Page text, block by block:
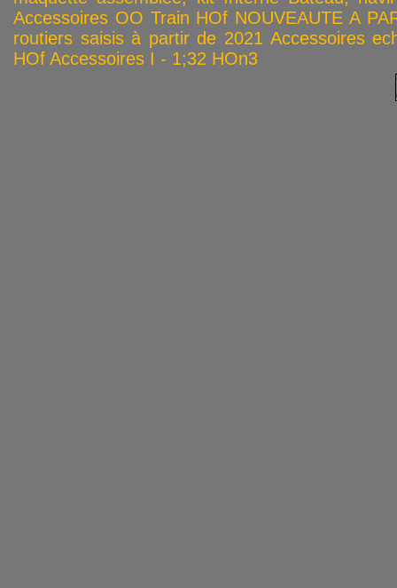
Accessoires OO Train HOf NOUVEAUTE A
routiers saisis à partir de 2021 Accessoires
HOf Accessoires I - 1;32 HOn3